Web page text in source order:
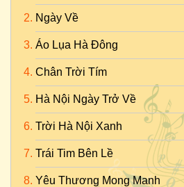
Ngày Về
Áo Lụa Hà Đông
Chân Trời Tím
Hà Nội Ngày Trở Về
Trời Hà Nội Xanh
Trái Tim Bên Lề
Yêu Thương Mong Manh